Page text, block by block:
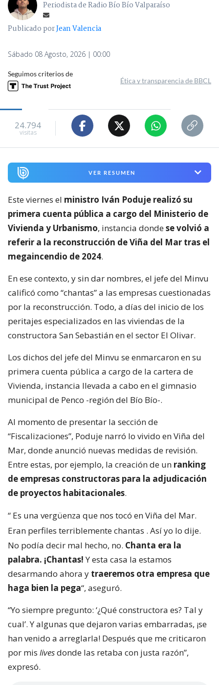
Periodista de Radio Bío Bío Valparaíso
Publicado porJean Valencia
Sábado 08 Agosto, 2026 | 00:00
Seguimos criterios de
Ética y transparencia de BBCL
24.794
visitas
VER RESUMEN
Este viernes el ministro Iván Poduje realizó su
primera cuenta pública a cargo del Ministerio de
Vivienda y Urbanismo, instancia dondese volvió a
referir a la reconstrucción de Viña del Mar tras el
megaincendio de 2024.
En ese contexto, y sin dar nombres, el jefe del Minvu
calificó como “chantas” a las empresas cuestionadas
por la reconstrucción. Todo, a días del inicio de los
peritajes especializados en las viviendas de la
constructora San Sebastián en el sector El Olivar.
Los dichos del jefe del Minvu se enmarcaron en su
primera cuenta pública a cargo de la cartera de
Vivienda, instancia llevada a cabo en el gimnasio
municipal de Penco -región del Bío Bío-.
Al momento de presentar la sección de
“Fiscalizaciones”, Poduje narró lo vivido en Viña del
Mar, donde anunció nuevas medidas de revisión.
Entre estas, por ejemplo, la creación de un ranking
de empresas constructoras para la adjudicación
de proyectos habitacionales.
“ Es una vergüenza que nos tocó en Viña del Mar.
Eran perfiles terriblemente chantas . Así yo lo dije.
No podía decir mal hecho, no. Chanta era la
palabra. ¡Chantas!Y esta casa la estamos
desarmando ahora y traeremos otra empresa que
haga bien la pega“, aseguró.
“Yo siempre pregunto: ‘¿Qué constructora es? Tal y
cual’. Y algunas que dejaron varias embarradas, ¡se
han venido a arreglarla! Después que me criticaron
por mis livesdonde las retaba con justa razón”,
expresó.